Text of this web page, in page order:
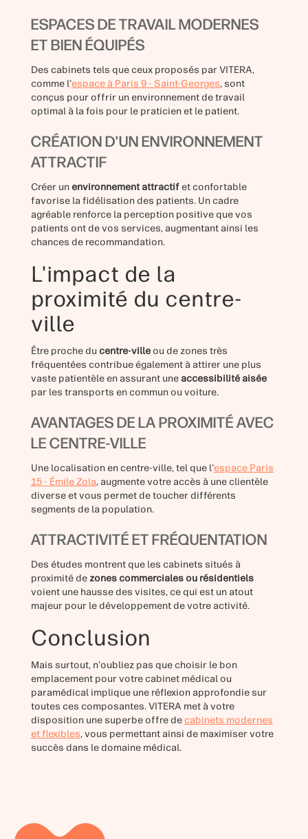
ESPACES DE TRAVAIL MODERNES
ET BIEN ÉQUIPÉS
Des cabinets tels que ceux proposés par VITERA,
comme l'espace à Paris 9 - Saint-Georges, sont
conçus pour offrir un environnement de travail
optimal à la fois pour le praticien et le patient.
CRÉATION D'UN ENVIRONNEMENT
ATTRACTIF
Créer un environnement attractifet confortable
favorise la fidélisation des patients. Un cadre
agréable renforce la perception positive que vos
patients ont de vos services, augmentant ainsi les
chances de recommandation.
L'impact de la
proximité du centre-
ville
Être proche du centre-villeou de zones très
fréquentées contribue également à attirer une plus
vaste patientèle en assurant une accessibilité aisée
par les transports en commun ou voiture.
AVANTAGES DE LA PROXIMITÉ AVEC
LE CENTRE-VILLE
Une localisation en centre-ville, tel que l'espace Paris
15 - Émile Zola, augmente votre accès à une clientèle
diverse et vous permet de toucher différents
segments de la population.
ATTRACTIVITÉ ET FRÉQUENTATION
Des études montrent que les cabinets situés à
proximité de zones commerciales ou résidentiels
voient une hausse des visites, ce qui est un atout
majeur pour le développement de votre activité.
Conclusion
Mais surtout, n'oubliez pas que choisir le bon
emplacement pour votre cabinet médical ou
paramédical implique une réflexion approfondie sur
toutes ces composantes. VITERA met à votre
disposition une superbe offre de cabinets modernes
et flexibles, vous permettant ainsi de maximiser votre
succès dans le domaine médical.